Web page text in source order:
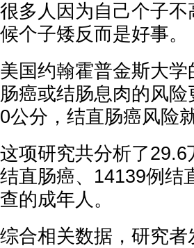
很多人因为自己个子
候个子矮反而是好事。
美国约翰霍普金斯大
肠癌或结肠息肉的风
0公分，结直肠癌风险
这项研究共分析了
结直肠癌、14139例结
查的成年人。
综合相关数据，研究